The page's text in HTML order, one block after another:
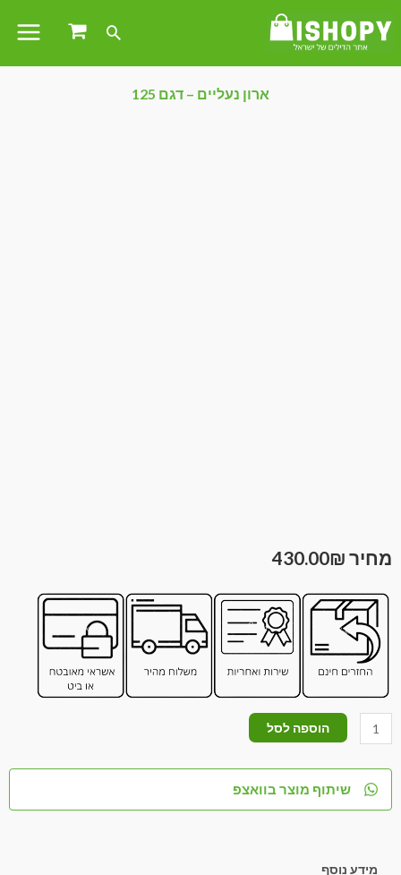
ארון נעליים – דגם 125
430.00₪
הוספה לסל
שיתוף מוצר בוואצפ
מידע נוסף